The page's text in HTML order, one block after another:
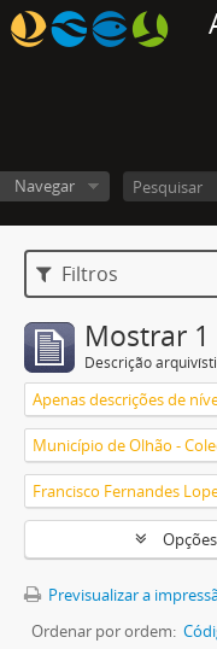
Navegar
Filtros
Mostrar
Descrição
Apenas descrições de
Francisco Fernandes
Previsualizar a
Ordenar por ordem: